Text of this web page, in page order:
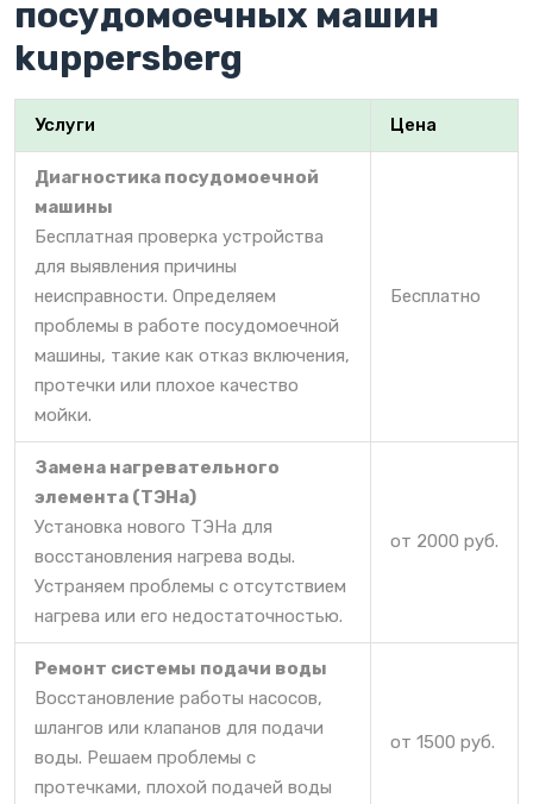
посудомоечных машин
kuppersberg
Услуги Цена
Диагностика посудомоечной
машины
Бесплатная проверка устройства
для выявления причины
неисправности. Определяем
проблемы в работе посудомоечной
машины, такие как отказ включения,
протечки или плохое качество
мойки.
Бесплатно
Замена нагревательного
элемента (ТЭНа)
Установка нового ТЭНа для
восстановления нагрева воды.
Устраняем проблемы с отсутствием
нагрева или его недостаточностью.
от 2000 руб.
Ремонт системы подачи воды
Восстановление работы насосов,
шлангов или клапанов для подачи
воды. Решаем проблемы с
протечками, плохой подачей воды
от 1500 руб.